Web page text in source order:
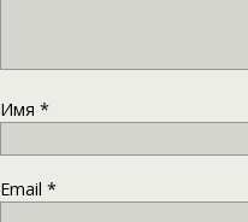
Имя *
Email *